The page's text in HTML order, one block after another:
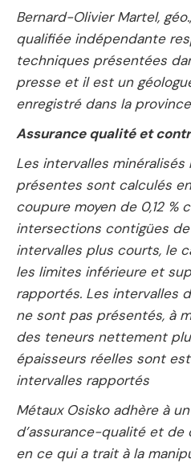
Bernard-Olivier Martel,
qualifiée indépendante
techniques présentées
presse et il est un
enregistré dans la
Assurance qualité et
Les intervalles
présentes sont calculés
coupure moyen de 0,12 %
intersections contigües
intervalles plus courts, le
les limites inférieure et
rapportés. Les intervalles
ne sont pas présentés, à
des teneurs nettement
épaisseurs réelles sont
intervalles rapportés
Métaux Osisko adhère à
d’assurance-qualité et
en ce qui a trait à la